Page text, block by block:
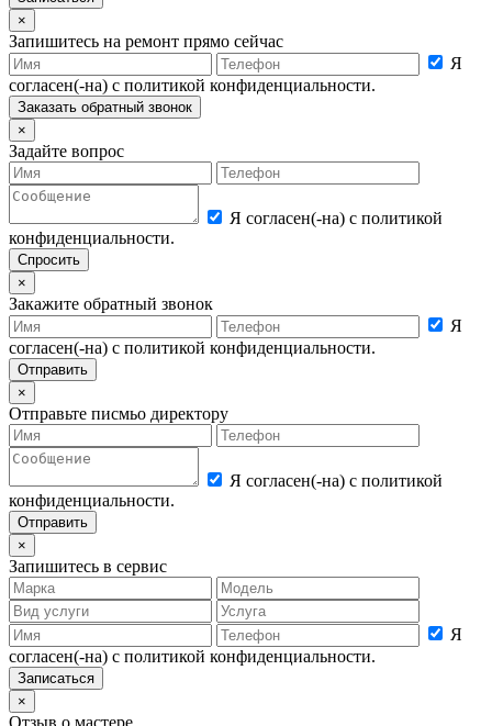
×
Запишитесь на ремонт прямо сейчас
Я
согласен(-на) с политикой конфиденциальности.
×
Задайте вопрос
Я согласен(-на) с политикой
конфиденциальности.
×
Закажите обратный звонок
Я
согласен(-на) с политикой конфиденциальности.
×
Отправьте писмьо директору
Я согласен(-на) с политикой
конфиденциальности.
×
Запишитесь в сервис
Я
согласен(-на) с политикой конфиденциальности.
×
Отзыв о мастере